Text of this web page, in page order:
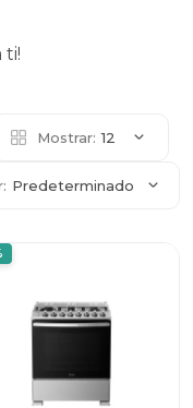
ti!
Mostrar: 12
Predeterminado